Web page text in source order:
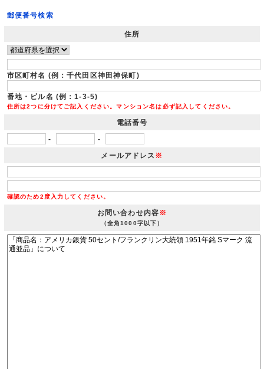
郵便番号検索
住所
市区町村名 (例：千代田区神田神保町)
番地・ビル名 (例：1-3-5)
住所は2つに分けてご記入ください。マンション名は必ず記入してください。
電話番号
- -
メールアドレス ※
確認のため2度入力してください。
お問い合わせ内容※
（全角1000字以下）